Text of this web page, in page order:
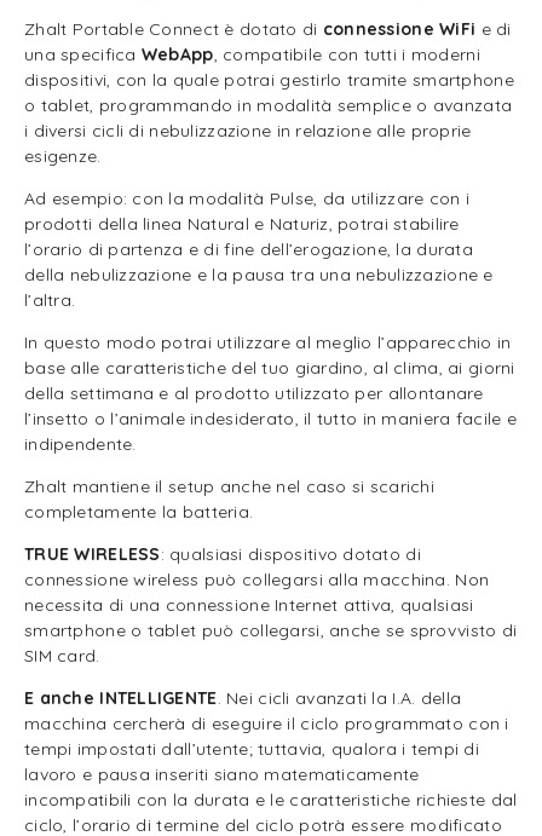
Zhalt Portable Connect è dotato di connessione WiFi e di
una specifica WebApp, compatibile con tutti i moderni
dispositivi, con la quale potrai gestirlo tramite smartphone
o tablet, programmando in modalità semplice o avanzata
i diversi cicli di nebulizzazione in relazione alle proprie
esigenze.
Ad esempio: con la modalità Pulse, da utilizzare con i
prodotti della linea Natural e Naturiz, potrai stabilire
l’orario di partenza e di fine dell’erogazione, la durata
della nebulizzazione e la pausa tra una nebulizzazione e
l’altra.
In questo modo potrai utilizzare al meglio l’apparecchio in
base alle caratteristiche del tuo giardino, al clima, ai giorni
della settimana e al prodotto utilizzato per allontanare
l’insetto o l’animale indesiderato, il tutto in maniera facile e
indipendente.
Zhalt mantiene il setup anche nel caso si scarichi
completamente la batteria.
TRUE WIRELESS: qualsiasi dispositivo dotato di
connessione wireless può collegarsi alla macchina. Non
necessita di una connessione Internet attiva, qualsiasi
smartphone o tablet può collegarsi, anche se sprovvisto di
SIM card.
E anche INTELLIGENTE. Nei cicli avanzati la I.A. della
macchina cercherà di eseguire il ciclo programmato con i
tempi impostati dall’utente; tuttavia, qualora i tempi di
lavoro e pausa inseriti siano matematicamente
incompatibili con la durata e le caratteristiche richieste dal
ciclo, l’orario di termine del ciclo potrà essere modificato